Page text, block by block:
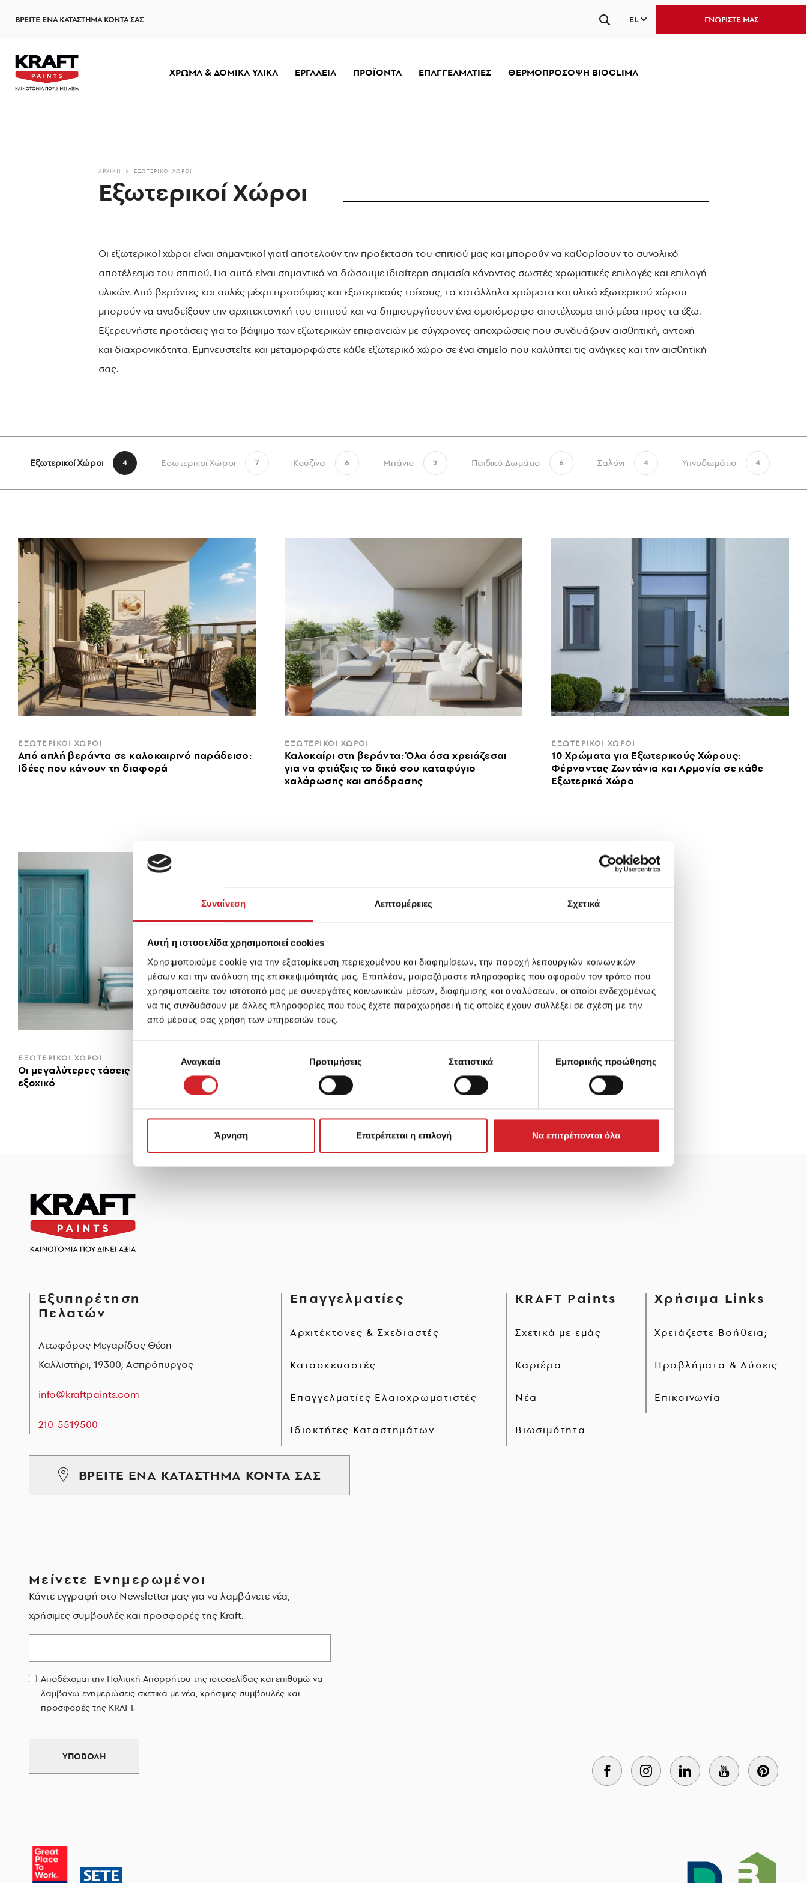
Συναίνεση Λεπτομέρειες Σχετικά
Αυτή η ιστοσελίδα χρησιμοποιεί cookies
Χρησιμοποιούμε cookie για την εξατομίκευση περιεχομένου και διαφημίσεων, την παροχή λειτουργιών κοινωνικών
μέσων και την ανάλυση της επισκεψιμότητάς μας. Επιπλέον, μοιραζόμαστε πληροφορίες που αφορούν τον τρόπο που
χρησιμοποιείτε τον ιστότοπό μας με συνεργάτες κοινωνικών μέσων, διαφήμισης και αναλύσεων, οι οποίοι ενδεχομένως
να τις συνδυάσουν με άλλες πληροφορίες που τους έχετε παραχωρήσει ή τις οποίες έχουν συλλέξει σε σχέση με την
από μέρους σας χρήση των υπηρεσιών τους.
συγκατάθεσηςΑναγκαία Προτιμήσεις Στατιστικά Εμπορικής προώθησης
Άρνηση Επιτρέπεται η επιλογή Να επιτρέπονται όλα
προς
περιεχόμενο
ΒΡΕΙΤΕ ΕΝΑ ΚΑΤΑΣΤΗΜΑ ΚΟΝΤΑ ΣΑΣ EL ΓΝΩΡΙΣΤΕ ΜΑΣ
ΧΡΩΜΑ & ΔΟΜΙΚΑ ΥΛΙΚΑ ΕΡΓΑΛΕΙΑ ΠΡΟΪΟΝΤΑ ΕΠΑΓΓΕΛΜΑΤΙΕΣ ΘΕΡΜΟΠΡΟΣΟΨΗ BIOCLIMA
ΑΡΧΙΚΗ ΕΞΩΤΕΡΙΚΟΊ ΧΏΡΟΙ
Εξωτερικοί Χώροι
Οι εξωτερικοί χώροι είναι σημαντικοί γιατί αποτελούν την προέκταση του σπιτιού μας και μπορούν να καθορίσουν το συνολικό
αποτέλεσμα του σπιτιού. Για αυτό είναι σημαντικό να δώσουμε ιδιαίτερη σημασία κάνοντας σωστές χρωματικές επιλογές και επιλογή
υλικών. Από βεράντες και αυλές μέχρι προσόψεις και εξωτερικούς τοίχους, τα κατάλληλα χρώματα και υλικά εξωτερικού χώρου
μπορούν να αναδείξουν την αρχιτεκτονική του σπιτιού και να δημιουργήσουν ένα ομοιόμορφο αποτέλεσμα από μέσα προς τα έξω.
Εξερευνήστε προτάσεις για το βάψιμο των εξωτερικών επιφανειών με σύγχρονες αποχρώσεις που συνδυάζουν αισθητική, αντοχή
και διαχρονικότητα. Εμπνευστείτε και μεταμορφώστε κάθε εξωτερικό χώρο σε ένα σημείο που καλύπτει τις ανάγκες και την αισθητική
σας.
Εξωτερικοί Χώροι 4 Εσωτερικοί Χώροι 7 Κουζίνα 6 Μπάνιο 2 Παιδικό Δωμάτιο 6 Σαλόνι 4 Υπνοδωμάτιο 4
ΕΞΩΤΕΡΙΚΟΙ ΧΩΡΟΙ
Από απλή βεράντα σε καλοκαιρινό παράδεισο:
Ιδέες που κάνουν τη διαφορά
ΕΞΩΤΕΡΙΚΟΙ ΧΩΡΟΙ
Καλοκαίρι στη βεράντα: Όλα όσα χρειάζεσαι
για να φτιάξεις το δικό σου καταφύγιο
χαλάρωσης και απόδρασης
ΕΞΩΤΕΡΙΚΟΙ ΧΩΡΟΙ
10 Χρώματα για Εξωτερικούς Χώρους:
Φέρνοντας Ζωντάνια και Αρμονία σε κάθε
Εξωτερικό Χώρο
ΕΞΩΤΕΡΙΚΟΙ ΧΩΡΟΙ
Οι μεγαλύτερες τάσεις στο χρώμα για κάθε
εξοχικό
Εξυπηρέτηση
Πελατών
Λεωφόρος Μεγαρίδος Θέση
Καλλιστήρι, 19300, Ασπρόπυργος
info@kraftpaints.com
210-5519500
ΒΡΕΙΤΕ ΕΝΑ ΚΑΤΑΣΤΗΜΑ ΚΟΝΤΑ ΣΑΣ
Μείνετε Ενημερωμένοι
Κάντε εγγραφή στο Newsletter μας για να λαμβάνετε νέα,
χρήσιμες συμβουλές και προσφορές της Kraft.
Αποδέχομαι την Πολιτική Απορρήτου της ιστοσελίδας και επιθυμώ να
λαμβάνω ενημερώσεις σχετικά με νέα, χρήσιμες συμβουλές και
προσφορές της KRAFT.
ΥΠΟΒΟΛΗ
Επαγγελματίες
Αρχιτέκτονες & Σχεδιαστές
Κατασκευαστές
Επαγγελματίες Ελαιοχρωματιστές
Ιδιοκτήτες Καταστημάτων
KRAFT Paints
Σχετικά με εμάς
Καριέρα
Νέα
Βιωσιμότητα
Χρήσιμα Links
Χρειάζεστε Βοήθεια;
Προβλήματα & Λύσεις
Επικοινωνία